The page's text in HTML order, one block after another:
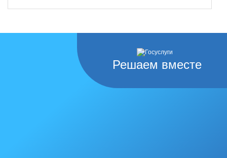
Решаем вместе